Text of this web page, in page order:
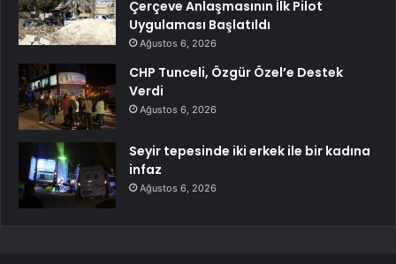
Çerçeve Anlaşmasının İlk Pilot
Uygulaması Başlatıldı
Ağustos 6, 2026
CHP Tunceli, Özgür Özel’e Destek
Verdi
Ağustos 6, 2026
Seyir tepesinde iki erkek ile bir kadına
infaz
Ağustos 6, 2026